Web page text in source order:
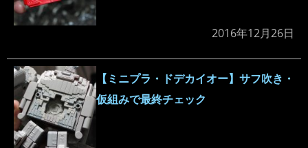
2016年12月26日
【ミニプラ・ドデカイオー】サフ吹き・
仮組みで最終チェック